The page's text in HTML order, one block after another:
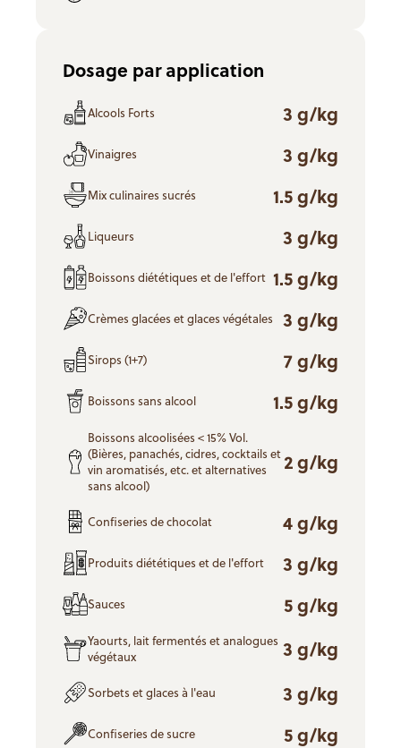
Dosage par application
Alcools Forts 3 g/kg
Vinaigres 3 g/kg
Mix culinaires sucrés 1.5 g/kg
Liqueurs 3 g/kg
Boissons diététiques et de l'effort 1.5 g/kg
Crèmes glacées et glaces végétales 3 g/kg
Sirops (1+7) 7 g/kg
Boissons sans alcool 1.5 g/kg
Boissons alcoolisées < 15% Vol.
(Bières, panachés, cidres, cocktails et
vin aromatisés, etc. et alternatives
sans alcool)
2 g/kg
Confiseries de chocolat 4 g/kg
Produits diététiques et de l'effort 3 g/kg
Sauces 5 g/kg
Yaourts, lait fermentés et analogues
végétaux
3 g/kg
Sorbets et glaces à l'eau 3 g/kg
Confiseries de sucre 5 g/kg